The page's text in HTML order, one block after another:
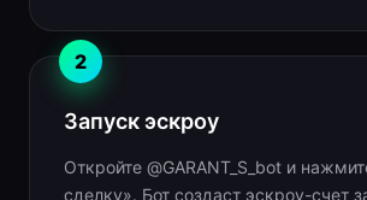
2
Запуск эскроу
Откройте @GARANT_S_bot и
сделку». Бот создаст эскроу-счет